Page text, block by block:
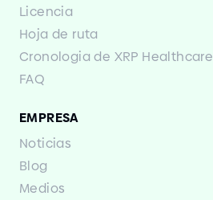
Licencia
Hoja de ruta
Cronologia de XRP Healthcare
FAQ
EMPRESA
Noticias
Blog
Medios